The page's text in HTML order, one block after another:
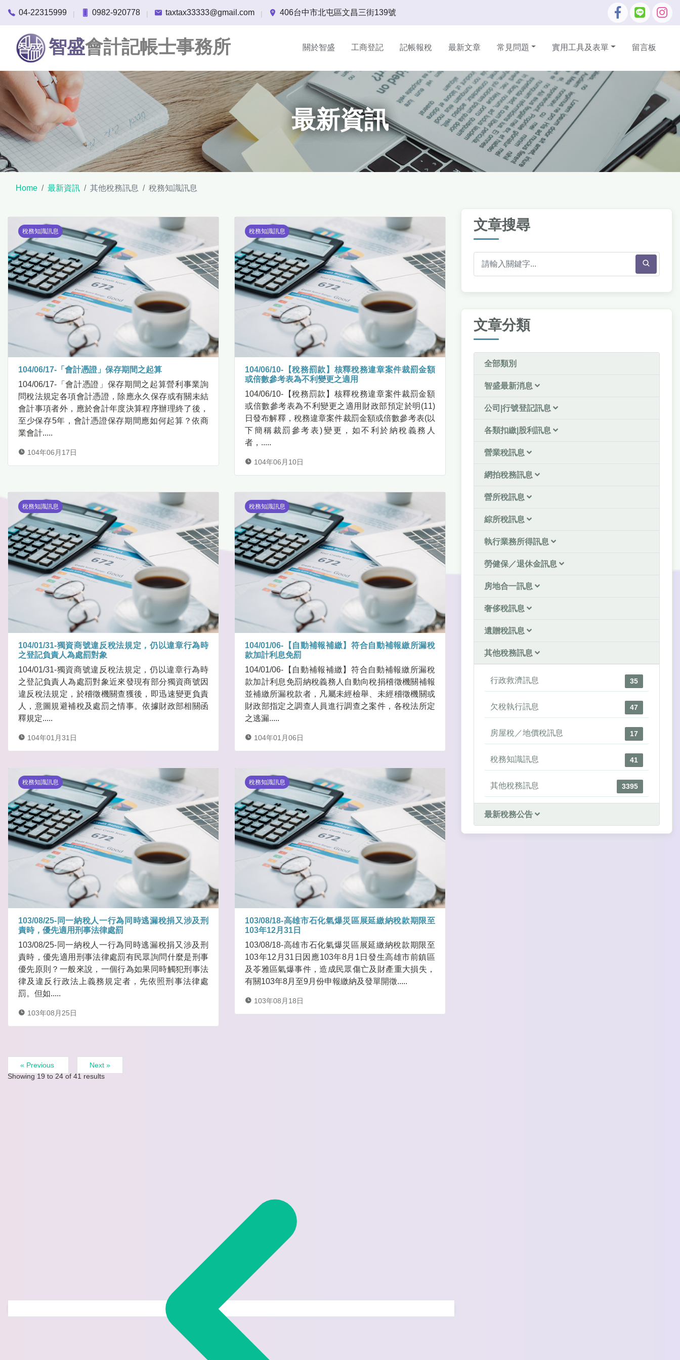
04-22315999 | 0982-920778 | taxtax33333@gmail.com | 406台中市北屯區文昌三街139號
智盛會計記帳士事務所 關於智盛 工商登記 記帳報稅 最新文章 常見問題 實用工具及表單 留言板
最新資訊
Home 最新資訊 其他稅務訊息 稅務知識訊息
稅務知識訊息
104/06/17-「會計憑證」保存期間之起算
104/06/17-「會計憑證」保存期間之起算營利事業詢
問稅法規定各項會計憑證，除應永久保存或有關未結
會計事項者外，應於會計年度決算程序辦理終了後，
至少保存5年，會計憑證保存期間應如何起算？依商
業會計.....
104年06月17日
稅務知識訊息
104/06/10-【稅務罰款】核釋稅務違章案件裁罰金額
或倍數參考表為不利變更之適用
104/06/10-【稅務罰款】核釋稅務違章案件裁罰金額
或倍數參考表為不利變更之適用財政部預定於明(11)
日發布解釋，稅務違章案件裁罰金額或倍數參考表(以
下簡稱裁罰參考表)變更，如不利於納稅義務人
者，.....
104年06月10日
稅務知識訊息
104/01/31-獨資商號違反稅法規定，仍以違章行為時
之登記負責人為處罰對象
104/01/31-獨資商號違反稅法規定，仍以違章行為時
之登記負責人為處罰對象近來發現有部分獨資商號因
違反稅法規定，於稽徵機關查獲後，即迅速變更負責
人，意圖規避補稅及處罰之情事。依據財政部相關函
釋規定.....
104年01月31日
稅務知識訊息
104/01/06-【自動補報補繳】符合自動補報繳所漏稅
款加計利息免罰
104/01/06-【自動補報補繳】符合自動補報繳所漏稅
款加計利息免罰納稅義務人自動向稅捐稽徵機關補報
並補繳所漏稅款者，凡屬未經檢舉、未經稽徵機關或
財政部指定之調查人員進行調查之案件，各稅法所定
之逃漏.....
104年01月06日
稅務知識訊息
103/08/25-同一納稅人一行為同時逃漏稅捐又涉及刑
責時，優先適用刑事法律處罰
103/08/25-同一納稅人一行為同時逃漏稅捐又涉及刑
責時，優先適用刑事法律處罰有民眾詢問什麼是刑事
優先原則？一般來說，一個行為如果同時觸犯刑事法
律及違反行政法上義務規定者，先依照刑事法律處
罰。但如.....
103年08月25日
稅務知識訊息
103/08/18-高雄市石化氣爆災區展延繳納稅款期限至
103年12月31日
103/08/18-高雄市石化氣爆災區展延繳納稅款期限至
103年12月31日因應103年8月1日發生高雄市前鎮區
及苓雅區氣爆事件，造成民眾傷亡及財產重大損失，
有關103年8月至9月份申報繳納及發單開徵.....
103年08月18日
« Previous
Next »
Showing 19 to 24 of 41 results
文章搜尋
文章分類
全部類別
智盛最新消息
公司|行號登記訊息
各類扣繳|股利訊息
營業稅訊息
網拍稅務訊息
營所稅訊息
綜所稅訊息
執行業務所得訊息
勞健保／退休金訊息
房地合一訊息
奢侈稅訊息
遺贈稅訊息
其他稅務訊息
行政救濟訊息 35
欠稅執行訊息 47
房屋稅／地價稅訊息 17
稅務知識訊息 41
其他稅務訊息 3395
最新稅務公告